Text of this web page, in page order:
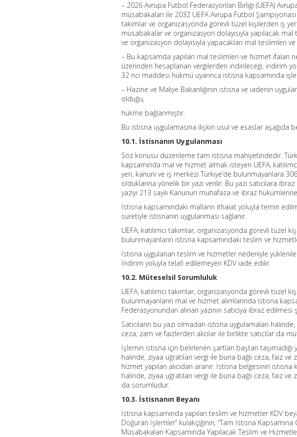
– 2026 Avrupa Futbol Federasyonları Birliği (UEFA)
müsabakaları ile 2032 UEFA Avrupa Futbol
takımlar ve organizasyonda görevli tüzel kişilerden iş
müsabakalar ve organizasyon dolayısıyla yapılacak
ve organizasyon dolayısıyla yapacakları mal teslimleri
– Bu kapsamda yapılan mal teslimleri ve hizmet ifaları
üzerinden hesaplanan vergilerden indirileceği, indirim
32 nci maddesi hükmü uyarınca istisna kapsamında
– Hazine ve Maliye Bakanlığının istisna ve iadenin
olduğu,
hükme bağlanmıştır.
Bu istisna uygulamasına ilişkin usul ve esaslar aşağıda
10.1. İstisnanın Uygulanması
Söz konusu düzenleme tam istisna mahiyetindedir.
kapsamında mal ve hizmet almak isteyen UEFA,
yeri, kanuni ve iş merkezi Türkiye’de bulunmayanlara
olduklarına yönelik bir yazı verilir. Bu yazı satıcılara
yazıyı 213 sayılı Kanunun muhafaza ve ibraz
İstisna kapsamındaki malların ithalat yoluyla temin
suretiyle istisnanın uygulanması sağlanır.
UEFA, katılımcı takımlar, organizasyonda görevli tüzel
bulunmayanların istisna kapsamındaki teslim ve
İstisna uygulanan teslim ve hizmetler nedeniyle
İndirim yoluyla telafi edilemeyen KDV iade edilir.
10.2. Müteselsil Sorumluluk
UEFA, katılımcı takımlar, organizasyonda görevli tüzel
bulunmayanların mal ve hizmet alımlarında istisna
Federasyonundan alınan yazının satıcıya ibraz edilmesi
Satıcıların bu yazı olmadan istisna uygulamaları
ceza, zam ve faizlerden alıcılar ile birlikte satıcılar da
İşlemin istisna için belirlenen şartları baştan
halinde, ziyaa uğratılan vergi ile buna bağlı ceza, faiz
hizmet yapılan alıcıdan aranır. İstisna belgesinin
halinde, ziyaa uğratılan vergi ile buna bağlı ceza, faiz
da sorumludur.
10.3. İstisnanın Beyanı
İstisna kapsamında yapılan teslim ve hizmetler KDV
Doğuran İşlemler” kulakçığının, “Tam İstisna
Müsabakaları Kapsamında Yapılacak Teslim ve